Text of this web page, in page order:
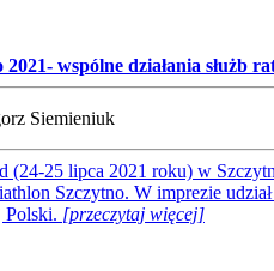
wspólne działania służb
Siemieniuk
(24-25 lipca 2021 roku) w
Szczytno. W imprezie
Polski. [przeczytaj więcej]